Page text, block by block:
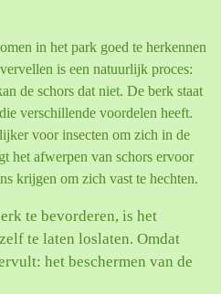
in het park goed te herkennen
is een natuurlijk proces:
de schors dat niet. De berk staat
verschillende voordelen heeft.
voor insecten om zich in de
het afwerpen van schors ervoor
krijgen om zich vast te hechten.
te bevorderen, is het
te laten loslaten. Omdat
het beschermen van de